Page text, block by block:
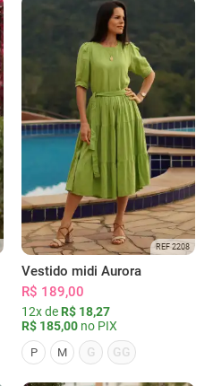
REF 2208
Vestido midi Aurora
R$ 189,00
12x de R$ 18,27
R$ 185,00 no PIX
P M G GG